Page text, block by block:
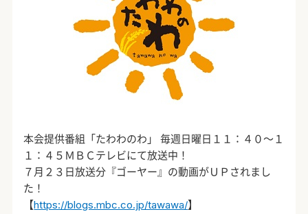
本会提供番組「たわわのわ」 毎週日曜日１１：４０～１
１：４５ＭＢＣテレビにて放送中！
７月２３日放送分『ゴーヤー』の動画がＵＰされまし
た！
【https://blogs.mbc.co.jp/tawawa/】